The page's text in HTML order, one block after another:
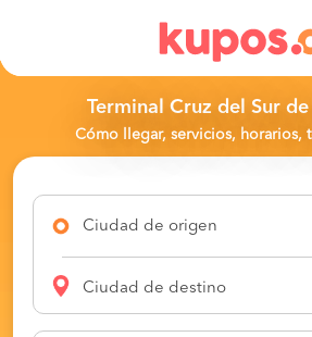
Terminal Cruz del Sur
Cómo llegar, servicios, horarios,
Ciudad de origen
Ciudad de destino